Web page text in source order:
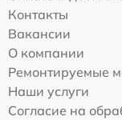
Контакты
Вакансии
О компании
Ремонтируемые
Наши услуги
Согласие на